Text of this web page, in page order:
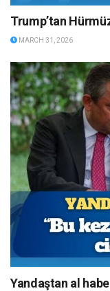
Trump’tan
MARCH 31, 2026
Yandaştan al